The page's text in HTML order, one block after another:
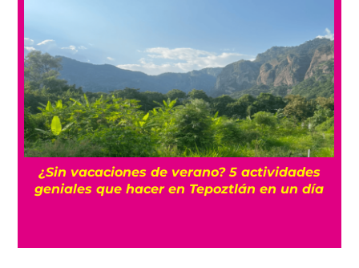
La historia oculta del barrio Romita, uno de
los más misteriosos de la CDMX